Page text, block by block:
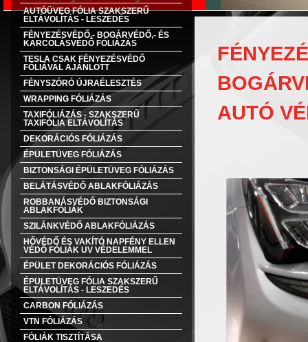
AUTÓÜVEG FÓLIA SZAKSZERŰ
ELTÁVOLÍTÁS - LESZEDÉS
FÉNYEZÉSVÉDŐ,- BOGÁRVÉDŐ,- ÉS
KARCOLÁSVÉDŐ FÓLIÁZÁS
TESLA CSAK FÉNYEZÉSVÉDŐ
FÓLIÁVAL AJÁNLOTT
FÉNYSZÓRÓ ÚJRAÉLESZTÉS
WRAPPING FÓLIÁZÁS
TAXIFÓLIÁZÁS - SZAKSZERŰ
TAXIFÓLIA ELTÁVOLÍTÁS
DEKORÁCIÓS FÓLIÁZÁS
ÉPÜLETÜVEG FÓLIÁZÁS
BIZTONSÁGI ÉPÜLETÜVEG FÓLIÁZÁS
BELÁTÁSVÉDŐ ABLAKFÓLIÁZÁS
ROBBANÁSVÉDŐ BIZTONSÁGI
ABLAKFÓLIÁK
SZILÁNKVÉDŐ ABLAKFÓLIÁZÁS
HŐVÉDŐ ÉS VAKÍTÓ NAPFÉNY ELLEN
VÉDŐ FÓLIÁK UV VÉDELEMMEL
ÉPÜLET DEKORÁCIÓS FÓLIÁZÁS
ÉPÜLETÜVEG FÓLIA SZAKSZERŰ
ELTÁVOLÍTÁS - LESZEDÉS
CARBON FÓLIÁZÁS
VTN FÓLIÁZÁS
FÓLIÁK TISZTÍTÁSA
AUTÓ